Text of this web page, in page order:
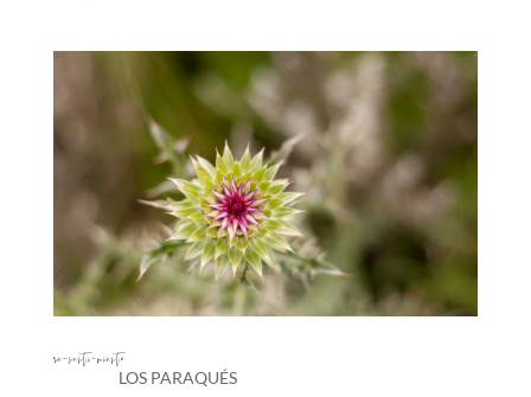
re-senti-miento
LOS PARAQUÉS